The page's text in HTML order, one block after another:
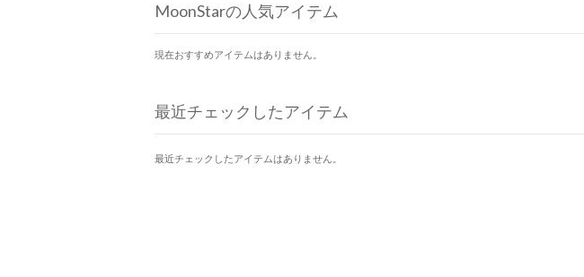
MoonStarの人気アイテム
現在おすすめアイテムはありません。
最近チェックしたアイテム
最近チェックしたアイテムはありません。